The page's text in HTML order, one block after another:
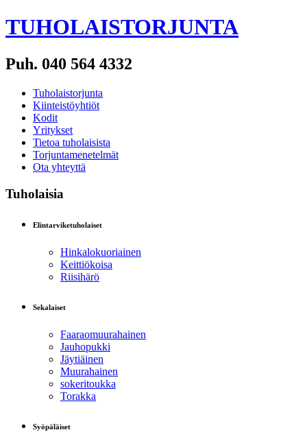
TUHOLAISTORJUNTA
Puh. 040 564 4332
Tuholaistorjunta
Kiinteistöyhtiöt
Kodit
Yritykset
Tietoa tuholaisista
Torjuntamenetelmät
Ota yhteyttä
Tuholaisia
Elintarviketuholaiset
Hinkalokuoriainen
Keittiökoisa
Riisihärö
Sekalaiset
Faaraomuurahainen
Jauhopukki
Jäytiäinen
Muurahainen
sokeritoukka
Torakka
Syöpäläiset